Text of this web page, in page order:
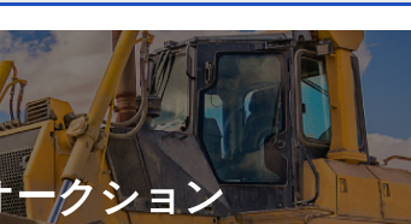
クション